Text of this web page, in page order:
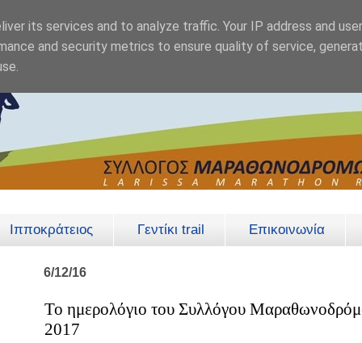
Ιπποκράτειος Γεντίκι trail Επικοινωνία
6/12/16
Το ημερολόγιο του Συλλόγου
2017
its services and to analyze traffic. Your IP address and
and security metrics to ensure quality of service,